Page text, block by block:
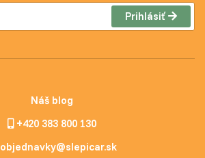
Prihlásiť
Náš blog
+420 383 800 130
objednavky@slepicar.sk